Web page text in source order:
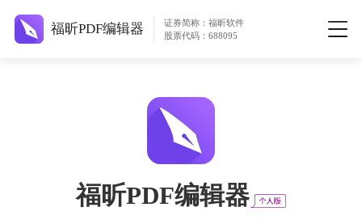
福昕PDF编辑器
证券简称：福昕软件
股票代码：688095
福昕PDF编辑器